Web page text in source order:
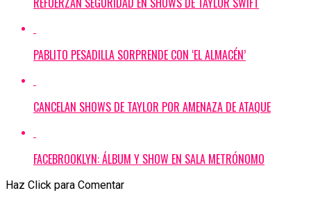
PABLITO PESADILLA SORPRENDE CON ‘EL ALMACÉN’
CANCELAN SHOWS DE TAYLOR POR AMENAZA DE ATAQUE
FACEBROOKLYN: ÁLBUM Y SHOW EN SALA METRÓNOMO
Haz Click para Comentar